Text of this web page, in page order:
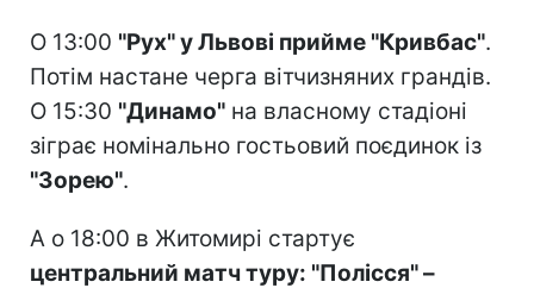
О 13:00 "Рух" у Львові прийме "Кривбас".
Потім настане черга вітчизняних грандів.
О 15:30 "Динамо" на власному стадіоні
зіграє номінально гостьовий поєдинок із
"Зорею".
А о 18:00 в Житомирі стартує
центральний матч туру: "Полісся" –